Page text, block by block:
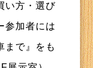
い方・選び
参加者には
まで』をも